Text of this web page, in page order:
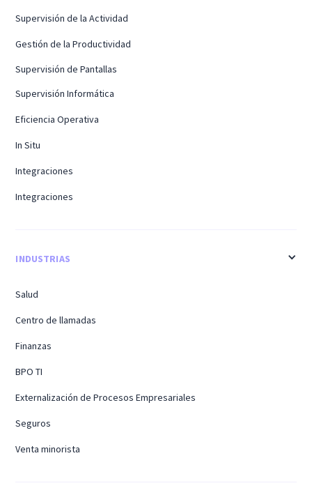
Supervisión de la Actividad
Gestión de la Productividad
Supervisión de Pantallas
Supervisión Informática
Eficiencia Operativa
In Situ
Integraciones
Integraciones
INDUSTRIAS
Salud
Centro de llamadas
Finanzas
BPO TI
Externalización de Procesos Empresariales
Seguros
Venta minorista